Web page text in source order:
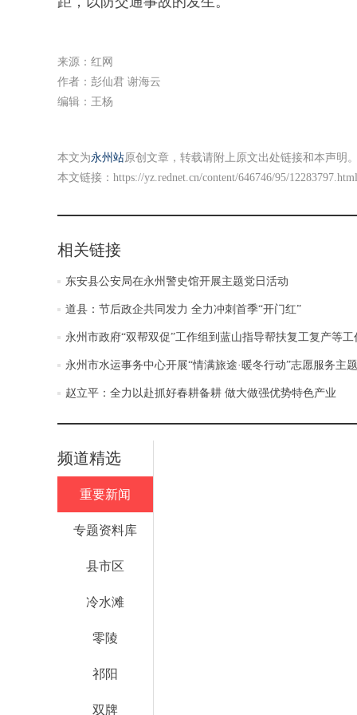
来源：红网
作者：彭仙君 谢海云
编辑：王杨
本文为永州站原创文章，转载请附上原文出处链接和本声明。
本文链接： https://yz.rednet.cn/content/646746/95/12283797.html
相关链接
东安县公安局在永州警史馆开展主题党日活动
道县：节后政企共同发力 全力冲刺首季“开门红”
永州市政府“双帮双促”工作组到蓝山指导帮扶复工复产等工
永州市水运事务中心开展“情满旅途·暖冬行动”志愿服务主
赵立平：全力以赴抓好春耕备耕 做大做强优势特色产业
频道精选
重要新闻
专题资料库
县市区
冷水滩
零陵
祁阳
双牌